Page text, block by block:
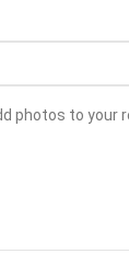
photos to your